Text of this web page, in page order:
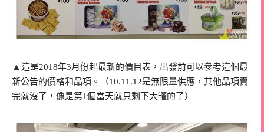
▲ 這是2018年3月份起最新的價目表，出發前可以參考這個最
新公告的價格和品項。（10.11.12是無限量供應，其他品項賣
完就沒了，像是第1個當天就只剩下大罐的了）